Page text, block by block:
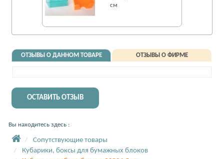
см
ОТЗЫВЫ О ДАННОМ ТОВАРЕ ОТЗЫВЫ О ФИРМЕ
ОСТАВИТЬ ОТЗЫВ
Вы находитесь здесь :
Сопутствующие товары
Кубарики, боксы для бумажных блоков